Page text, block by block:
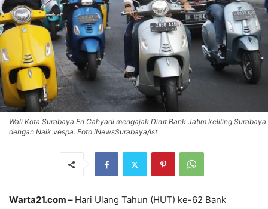
Wali Kota Surabaya Eri Cahyadi mengajak Dirut Bank Jatim keliling Surabaya
dengan Naik vespa. Foto iNewsSurabaya/ist
Warta21.com – Hari Ulang Tahun (HUT) ke-62 Bank